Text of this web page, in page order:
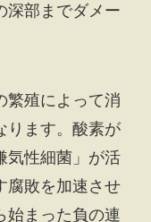
深部までダメー
繁殖によって消
ります。酸素が
気性細菌」が活
腐敗を加速させ
始まった負の連